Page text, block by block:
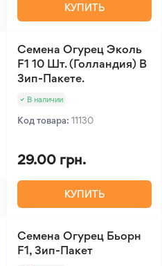
КУПИТЬ
Семена Огурец Эколь
F1 10 Шт. (Голландия) В
Зип-Пакете.
В наличии
Код товара: 11130
29.00 грн.
КУПИТЬ
Семена Огурец Бьорн
F1, Зип-Пакет